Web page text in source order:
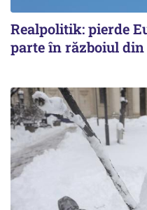
Realpolitik: pierde
parte în războiul din